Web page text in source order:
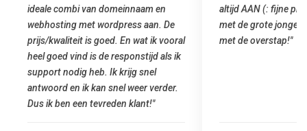
altijd AAN (: fijne prijzen vergeleken
met de grote jongens en dus nu al blij
met de overstap!"
het installeren van
was meteen door
gemaakt. Top